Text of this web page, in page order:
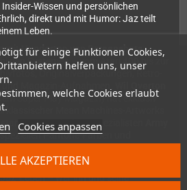
für einige Funktionen Cookies,
helfen uns, unser
welche Cookies erlaubt
Cookies anpassen
AKZEPTIEREN
Wissen und persönlichen
direkt und mit Humor: Jaz teilt
Leben.
mitHunderten von Screenshots,
Systemen – vom Atari 400 bis zur
Originalverpackungen, Retro-
und Magazin-Aufnahmen.
Super Play Magazin) hat exklusiv
klassischer Mean Machines-Artworks
von Pixel-Art-Spezialisten
Pantone-Farben und
kennen sollte:Das Buch ist eine sehr
Leben – wer ihn und seine